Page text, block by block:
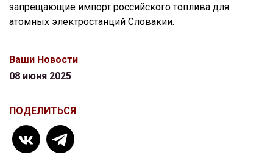
запрещающие импорт российского топлива для
атомных электростанций Словакии.
Ваши Новости
08 июня 2025
ПОДЕЛИТЬСЯ